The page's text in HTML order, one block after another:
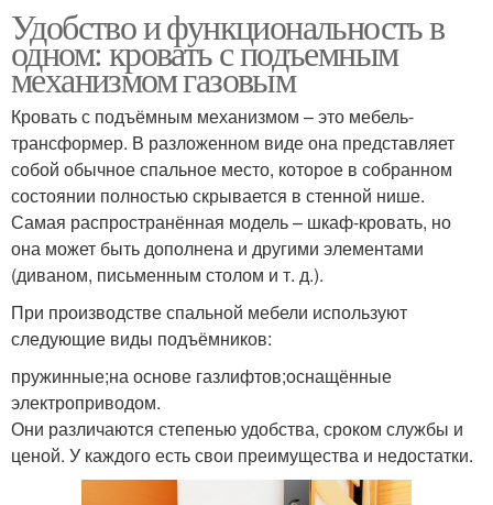
Удобство и функциональность в
одном: кровать с подъемным
механизмом газовым
Кровать с подъёмным механизмом – это мебель-
трансформер. В разложенном виде она представляет
собой обычное спальное место, которое в собранном
состоянии полностью скрывается в стенной нише.
Самая распространённая модель – шкаф-кровать, но
она может быть дополнена и другими элементами
(диваном, письменным столом и т. д.).
При производстве спальной мебели используют
следующие виды подъёмников:
пружинные;на основе газлифтов;оснащённые
электроприводом.
Они различаются степенью удобства, сроком службы и
ценой. У каждого есть свои преимущества и недостатки.